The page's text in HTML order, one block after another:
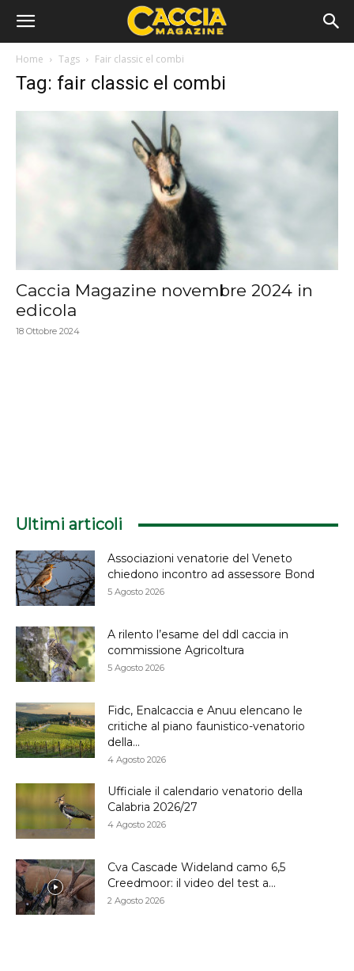
Home Tags Fair classic el combi
Tag: fair classic el combi
Caccia Magazine novembre 2024 in
edicola
18 Ottobre 2024
Ultimi articoli
Associazioni venatorie del Veneto
chiedono incontro ad assessore Bond
5 Agosto 2026
A rilento l’esame del ddl caccia in
commissione Agricoltura
5 Agosto 2026
Fidc, Enalcaccia e Anuu elencano le
critiche al piano faunistico-venatorio
della...
4 Agosto 2026
Ufficiale il calendario venatorio della
Calabria 2026/27
4 Agosto 2026
Cva Cascade Wideland camo 6,5
Creedmoor: il video del test a...
2 Agosto 2026